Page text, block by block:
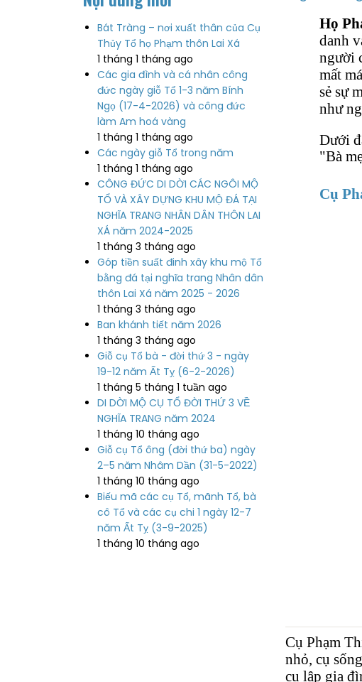
Bát Tràng – nơi xuất thân của Cụ
Thủy Tổ họ Phạm thôn Lai Xá
1 tháng 1 tháng ago
Các gia đình và cá nhân công
đức ngày giỗ Tổ 1-3 năm Bính
Ngọ (17-4-2026) và công đức
làm Am hoá vàng
1 tháng 1 tháng ago
Các ngày giỗ Tổ trong năm
1 tháng 1 tháng ago
CÔNG ĐỨC DI DỜI CÁC NGÔI MỘ
TỔ VÀ XÂY DỰNG KHU MỘ ĐÁ TẠI
NGHĨA TRANG NHÂN DÂN THÔN LAI
XÁ năm 2024-2025
1 tháng 3 tháng ago
Góp tiền suất đinh xây khu mộ Tổ
bằng đá tại nghĩa trang Nhân dân
thôn Lai Xá năm 2025 - 2026
1 tháng 3 tháng ago
Ban khánh tiết năm 2026
1 tháng 3 tháng ago
Giỗ cụ Tổ bà - đời thứ 3 - ngày
19-12 năm Ất Tỵ (6-2-2026)
1 tháng 5 tháng 1 tuần ago
DI DỜI MỘ CỤ TỔ ĐỜI THỨ 3 VỀ
NGHĨA TRANG năm 2024
1 tháng 10 tháng ago
Giỗ cụ Tổ ông (đời thứ ba) ngày
2–5 năm Nhâm Dần (31-5-2022)
1 tháng 10 tháng ago
Biếu mã các cụ Tổ, mãnh Tổ, bà
cô Tổ và các cụ chi 1 ngày 12-7
năm Ất Tỵ (3-9-2025)
1 tháng 10 tháng ago
Họ
danh
người
mất
sẻ sự
như
Dưới
"Bà
Cụ
Cụ Phạm
nhỏ, cụ
cụ lập gia